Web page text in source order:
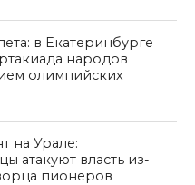
в Екатеринбурге
народов
олимпийских
на Урале:
атакуют власть из-
пионеров